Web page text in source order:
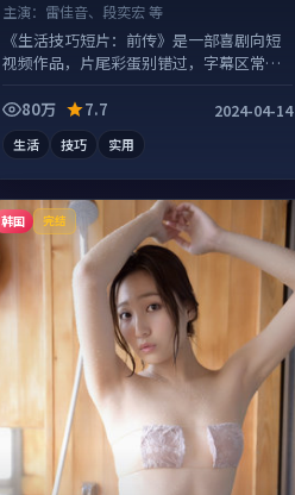
主演： 雷佳音、段奕宏 等
《生活技巧短片：前传》是一部喜剧向短
视频作品，片尾彩蛋别错过，字幕区常有
80万
7.7 2024-04-14
生活 技巧 实用
韩国 完结